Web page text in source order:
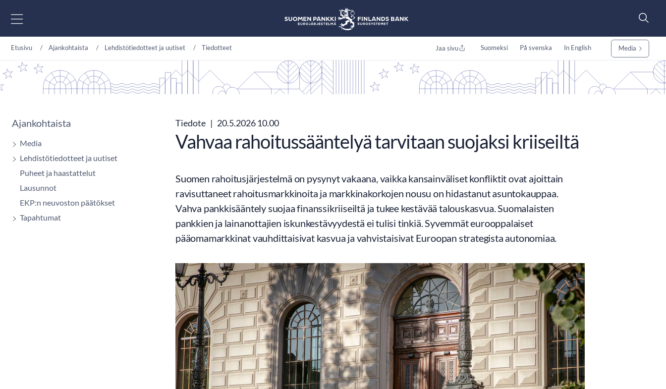
Etusivu Ajankohtaista Lehdistötiedotteet ja uutiset Tiedotteet Jaa sivu Suomeksi På svenska In English Media
Ajankohtaista
Media
Lehdistötiedotteet ja uutiset
Puheet ja haastattelut
Lausunnot
EKP:n neuvoston päätökset
Tapahtumat
Tiedote | 20.5.2026 10.00
Vahvaa rahoitussääntelyä tarvitaan suojaksi kriiseiltä
Suomen rahoitusjärjestelmä on pysynyt vakaana, vaikka kansainväliset konfliktit ovat ajoittain
ravisuttaneet rahoitusmarkkinoita ja markkinakorkojen nousu on hidastanut asuntokauppaa.
Vahva pankkisääntely suojaa finanssikriiseiltä ja tukee kestävää talouskasvua. Suomalaisten
pankkien ja lainanottajien iskunkestävyydestä ei tulisi tinkiä. Syvemmät eurooppalaiset
pääomamarkkinat vauhdittaisivat kasvua ja vahvistaisivat Euroopan strategista autonomiaa.